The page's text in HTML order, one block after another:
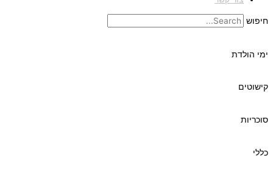
חיפוש
ימי הולדת
קישוטים
סוכריות
כללי